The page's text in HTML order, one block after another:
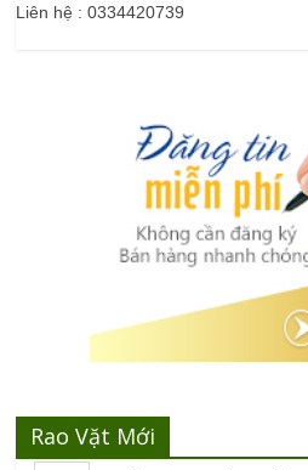
Liên hệ : 0334420739
Rao Vặt Mới